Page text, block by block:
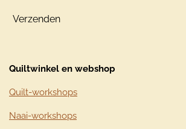
Verzenden
Quiltwinkel en webshop
Quilt-workshops
Naai-workshops